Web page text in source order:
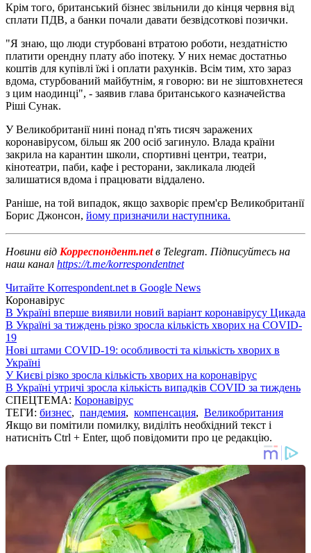
Крім того, британський бізнес звільнили до кінця червня від
сплати ПДВ, а банки почали давати безвідсоткові позички.
"Я знаю, що люди стурбовані втратою роботи, нездатністю
платити орендну плату або іпотеку. У них немає достатньо
коштів для купівлі їжі і оплати рахунків. Всім тим, хто зараз
вдома, стурбований майбутнім, я говорю: ви не зіштовхнетеся
з цим наодинці", - заявив глава британського казначейства
Ріші Сунак.
У Великобританії нині понад п'ять тисяч заражених
коронавірусом, більш як 200 осіб загинуло. Влада країни
закрила на карантин школи, спортивні центри, театри,
кінотеатри, паби, кафе і ресторани, закликала людей
залишатися вдома і працювати віддалено.
Раніше, на той випадок, якщо захворіє прем'єр Великобританії
Борис Джонсон, йому призначили наступника.
Новини від Корреспондент.netв Telegram. Підписуйтесь на
наш канал https://t.me/korrespondentnet
Читайте Korrespondent.net в Google News
Коронавірус
В Україні вперше виявили новий варіант коронавірусу Цикада
В Україні за тиждень різко зросла кількість хворих на COVID-
19
Нові штами COVID-19: особливості та кількість хворих в
Україні
У Києві різко зросла кількість хворих на коронавірус
В Україні утричі зросла кількість випадків COVID за тиждень
СПЕЦТЕМА: Коронавірус
ТЕГИ: бизнес, пандемия, компенсация, Великобритания
Якщо ви помітили помилку, виділіть необхідний текст і
натисніть Ctrl + Enter, щоб повідомити про це редакцію.